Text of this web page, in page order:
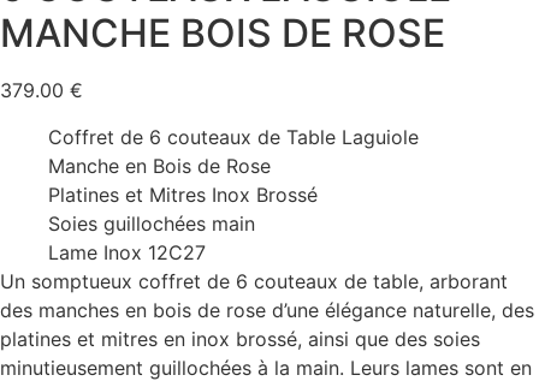
MANCHE BOIS DE ROSE
379.00 €
Coffret de 6 couteaux de Table Laguiole
Manche en Bois de Rose
Platines et Mitres Inox Brossé
Soies guillochées main
Lame Inox 12C27
Un somptueux coffret de 6 couteaux de table, arborant
des manches en bois de rose d’une élégance naturelle, des
platines et mitres en inox brossé, ainsi que des soies
minutieusement guillochées à la main. Leurs lames sont en